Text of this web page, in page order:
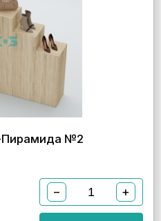
№2
− +